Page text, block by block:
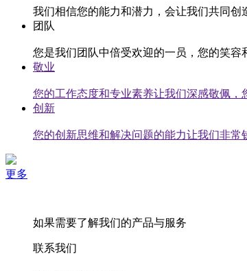
我们相信您的能力和潜力，会让我们共同创
团队
您是我们团队中倍受欢迎的一员，您的笑容
敬业
您的工作态度和专业素养让我们深感敬佩，
创新
您的创新思维和解决问题的能力让我们非常
更多
如果需要了解我们的产品与服务
联系我们